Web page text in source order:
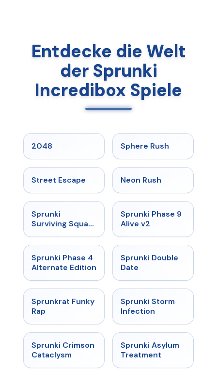
Entdecke die Welt
der Sprunki
Incredibox Spiele
2048 Sphere Rush
★
Street Escape Neon Rush
Sprunki
Surviving Squad
★ 4.6
Sprunki Phase 9
Alive v2
★ 4.7
Sprunki Phase 4
Alternate Edition
★ 4.5
Sprunki Double
Date
★ 4.7
Sprunkrat Funky
Rap
★ 4.7
Sprunki Storm
Infection
★ 4.7
Sprunki Crimson
Cataclysm
★ 4.5
Sprunki Asylum
Treatment